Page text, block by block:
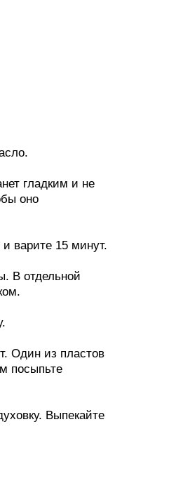
гладким и не
оно
варите 15 минут.
В отдельной
Один из пластов
посыпьте
Выпекайте